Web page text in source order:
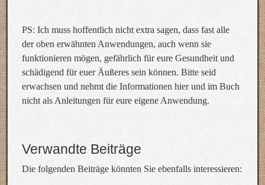
PS: Ich muss hoffentlich nicht extra sagen, dass fast alle
der oben erwähnten Anwendungen, auch wenn sie
funktionieren mögen, gefährlich für eure Gesundheit und
schädigend für euer Äußeres sein können. Bitte seid
erwachsen und nehmt die Informationen hier und im Buch
nicht als Anleitungen für eure eigene Anwendung.
Verwandte Beiträge
Die folgenden Beiträge könnten Sie ebenfalls interessieren: